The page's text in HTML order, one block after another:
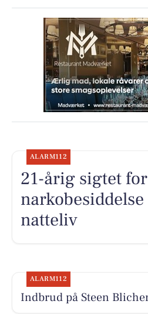
ALARM112
21-årig sigtet for
natteliv
ALARM112
Indbrud på Steen